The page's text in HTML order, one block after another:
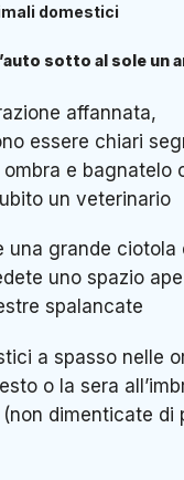
domestici
sotto al sole un
affannata,
essere chiari
e bagnatelo
un veterinario
grande ciotola
uno spazio
spalancate
a spasso nelle
o la sera
dimenticate di